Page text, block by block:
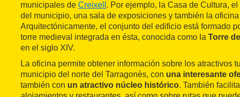
municipales de Creixell . Por ejemplo, la Casa de Cultura,
del municipio, una sala de exposiciones y también la
Arquitectónicamente, el conjunto del edificio está formado
torre medieval integrada en ésta, conocida como la Torre
en el siglo XIV.
La oficina permite obtener información sobre los atractivos
municipio del norte del Tarragonès, con una interesante
también con un atractivo núcleo histórico. También